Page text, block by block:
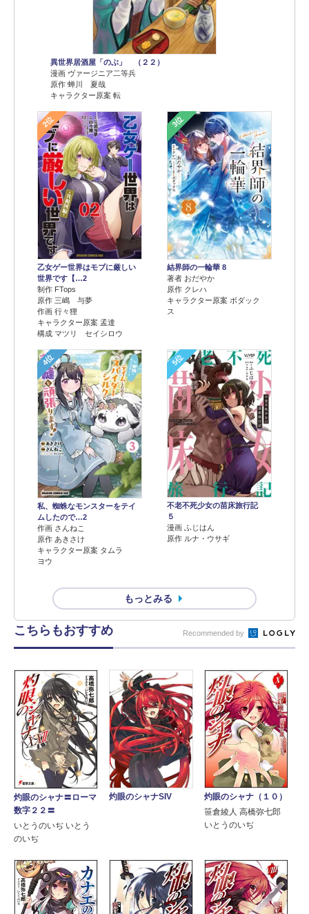
異世界居酒屋「のぶ」 （２２）
漫画 ヴァージニア二等兵
原作 蝉川 夏哉
キャラクター原案 転
2位
乙女ゲー世界はモブに厳しい
世界です【…2
制作 FTops
原作 三嶋 与夢
作画 行々狸
キャラクター原案 孟達
構成 マツリ セイシロウ
3位
結界師の一輪華 8
著者 おだやか
原作 クレハ
キャラクター原案 ボダック
ス
4位
私、蜘蛛なモンスターをテイ
ムしたので…2
作画 さんねこ
原作 あきさけ
キャラクター原案 タムラ
ヨウ
5位
不老不死少女の苗床旅行記
５
漫画 ふじはん
原作 ルナ・ウサギ
もっとみる
こちらもおすすめ Recommended by
灼眼のシャナ〓ローマ
数字２２〓
いとうのいぢ いとう
のいぢ
灼眼のシャナSIV
灼眼のシャナ（１０）
笹倉綾人 高橋弥七郎
いとうのいぢ